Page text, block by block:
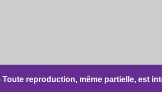
reproduction, même partielle, est